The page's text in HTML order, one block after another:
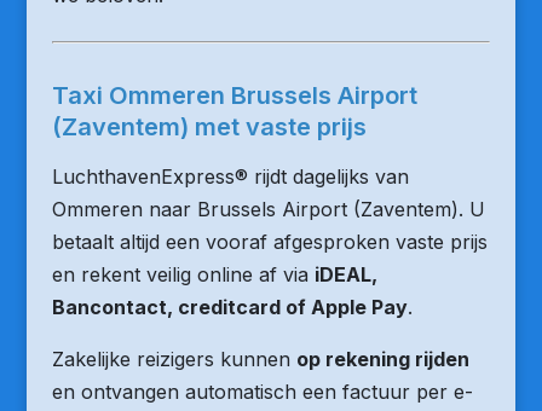
Taxi Ommeren Brussels Airport
(Zaventem) met vaste prijs
LuchthavenExpress® rijdt dagelijks van
Ommeren naar Brussels Airport (Zaventem). U
betaalt altijd een vooraf afgesproken vaste prijs
en rekent veilig online af via iDEAL,
Bancontact, creditcard of Apple Pay.
Zakelijke reizigers kunnen op rekening rijden
en ontvangen automatisch een factuur per e-